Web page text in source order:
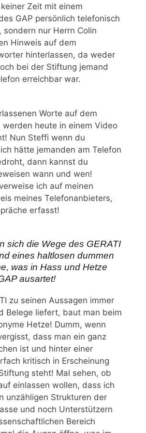
Zeit mit einem
GAP persönlich telefonisch
sondern nur Herrn Colin
Hinweis auf dem
hinterlassen, da weder
bei der Stiftung jemand
erreichbar war.
Worte auf dem
werden heute in einem Video
Nun Steffi wenn du
hätte jemanden am Telefon
dann kannst du
wann und wen!
ich auf meinen
meines Telefonanbieters,
erfasst!
sich die Wege des GERATI
eines haltlosen dummen
was in Hass und Hetze
ausartet!
zu seinen Aussagen immer
Belege liefert, baut man beim
Hetze! Dumm, wenn
dass man ein ganz
ist und hinter einer
kritisch in Erscheinung
steht! Mal sehen, ob
einlassen wollen, dass ich
unzähligen Strukturen der
und noch Unterstützern
Bereich